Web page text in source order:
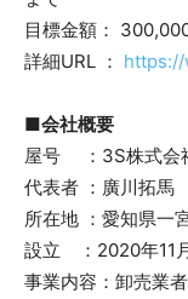
目標金額：
詳細URL ：
■会社概要
屋号 ：3S株式会
代表者 ：廣川拓馬
所在地 ：愛知県一
設立 ：2020年11
事業内容：卸売業